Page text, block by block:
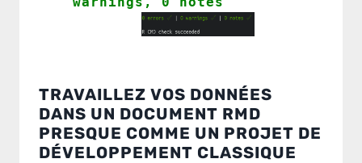
TRAVAILLEZ VOS DONNÉES
DANS UN DOCUMENT RMD
PRESQUE COMME UN PROJET DE
DÉVELOPPEMENT CLASSIQUE